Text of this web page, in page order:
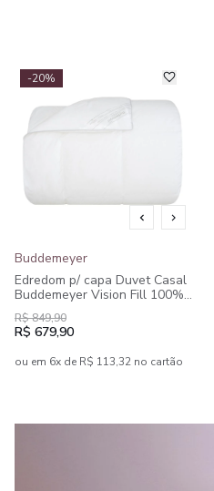
-20%
Buddemeyer
Edredom p/ capa Duvet Casal
Buddemeyer Vision Fill 100%
Algodão
R$ 849,90
R$ 679,90
ou em 6x de R$ 113,32 no cartão